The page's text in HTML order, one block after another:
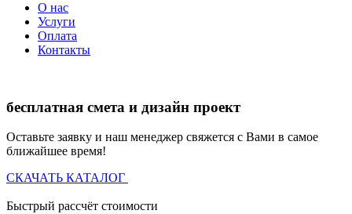
О нас
Услуги
Оплата
Контакты
бесплатная смета и дизайн проект
Оставьте заявку и наш менеджер свяжется с Вами в самое
ближайшее время!
СКАЧАТЬ КАТАЛОГ
Быстрый рассчёт стоимости